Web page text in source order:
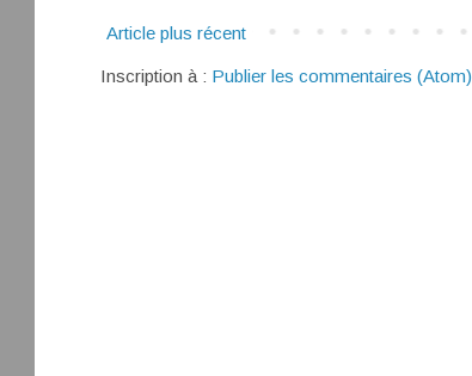
Article plus récent
Inscription à : Publier les commentaires (Atom)